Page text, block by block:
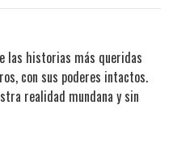
las historias más queridas
con sus poderes intactos.
realidad mundana y sin